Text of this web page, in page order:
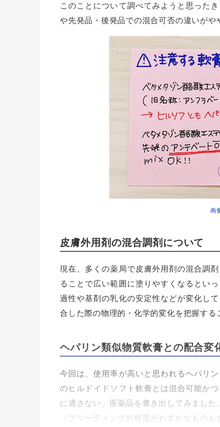
このことについて調べてみようと思った
や先発品・後発品での混合可否の違いが
画
皮膚外用剤の混合調剤について
現在、多くの薬局で皮膚外用剤の混合調
ることで広い範囲に塗りやすくなるとい
過性や基剤の乳化の安定性などが変化し
合した際の物理的・化学的変化を把握する
ヘパリン類似物質軟膏との配合変
今回は、使用率が高いと思われるヘパリ
のヒルドイドソフト軟膏とは混合可能か
に適さない」医薬品を書き出してみました
（ブリーディングの程度がわずかなものも